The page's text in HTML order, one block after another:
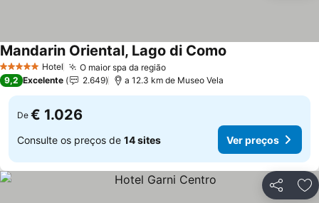
5 Estrelas Hotel O maior spa da regiãoVer preços
Mandarin Oriental, Lago di Como
9,2 Excelente 2.649 a 12.3 km de Museo Vela
De € 1.026
Consulte os preços de 14 sites Ver preços
Partilhar